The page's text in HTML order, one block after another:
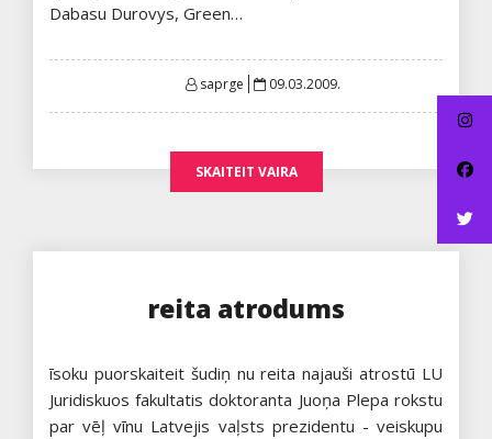
Dabasu Durovys, Green…
saprge
Posted
09.03.2009.
SKAITEIT VAIRA
reita atrodums
īsoku puorskaiteit šudiņ nu reita najauši atrostū LU
Juridiskuos fakultatis doktoranta Juoņa Plepa rokstu
par vēļ vīnu Latvejis vaļsts prezidentu - veiskupu